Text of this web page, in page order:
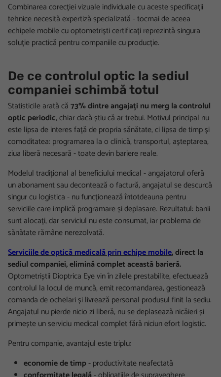
Combinarea corecției vizuale individuale cu aceste specificații
tehnice necesită expertiză specializată - tocmai de aceea
echipele mobile cu optometriști certificați reprezintă singura
soluție practică pentru companiile cu producție.
De ce controlul optic la sediul
companiei schimbă totul
Statisticile arată că73% dintre angajați nu merg la controlul
optic periodic, chiar dacă știu că ar trebui. Motivul principal nu
este lipsa de interes față de propria sănătate, ci lipsa de timp și
comoditatea: programarea la o clinică, transportul, așteptarea,
ziua liberă necesară - toate devin bariere reale.
Modelul tradițional al beneficiului medical - angajatorul oferă
un abonament sau decontează o factură, angajatul se descurcă
singur cu logistica - nu funcționează întotdeauna pentru
serviciile care implică programare și deplasare. Rezultatul: banii
sunt alocați, dar serviciul nu este consumat, iar problema de
sănătate rămâne nerezolvată.
Serviciile de optică medicală prin echipe mobile, direct la
sediul companiei, elimină complet această barieră.
Optometriștii Dioptrica Eye vin în zilele prestabilite, efectuează
controlul la locul de muncă, emit recomandarea, gestionează
comanda de ochelari și livrează personal produsul finit la sediu.
Angajatul nu pierde nicio zi liberă, nu se deplasează nicăieri și
primește un serviciu medical complet fără niciun efort logistic.
Pentru companie, avantajul este triplu:
economie de timp- productivitate neafectată